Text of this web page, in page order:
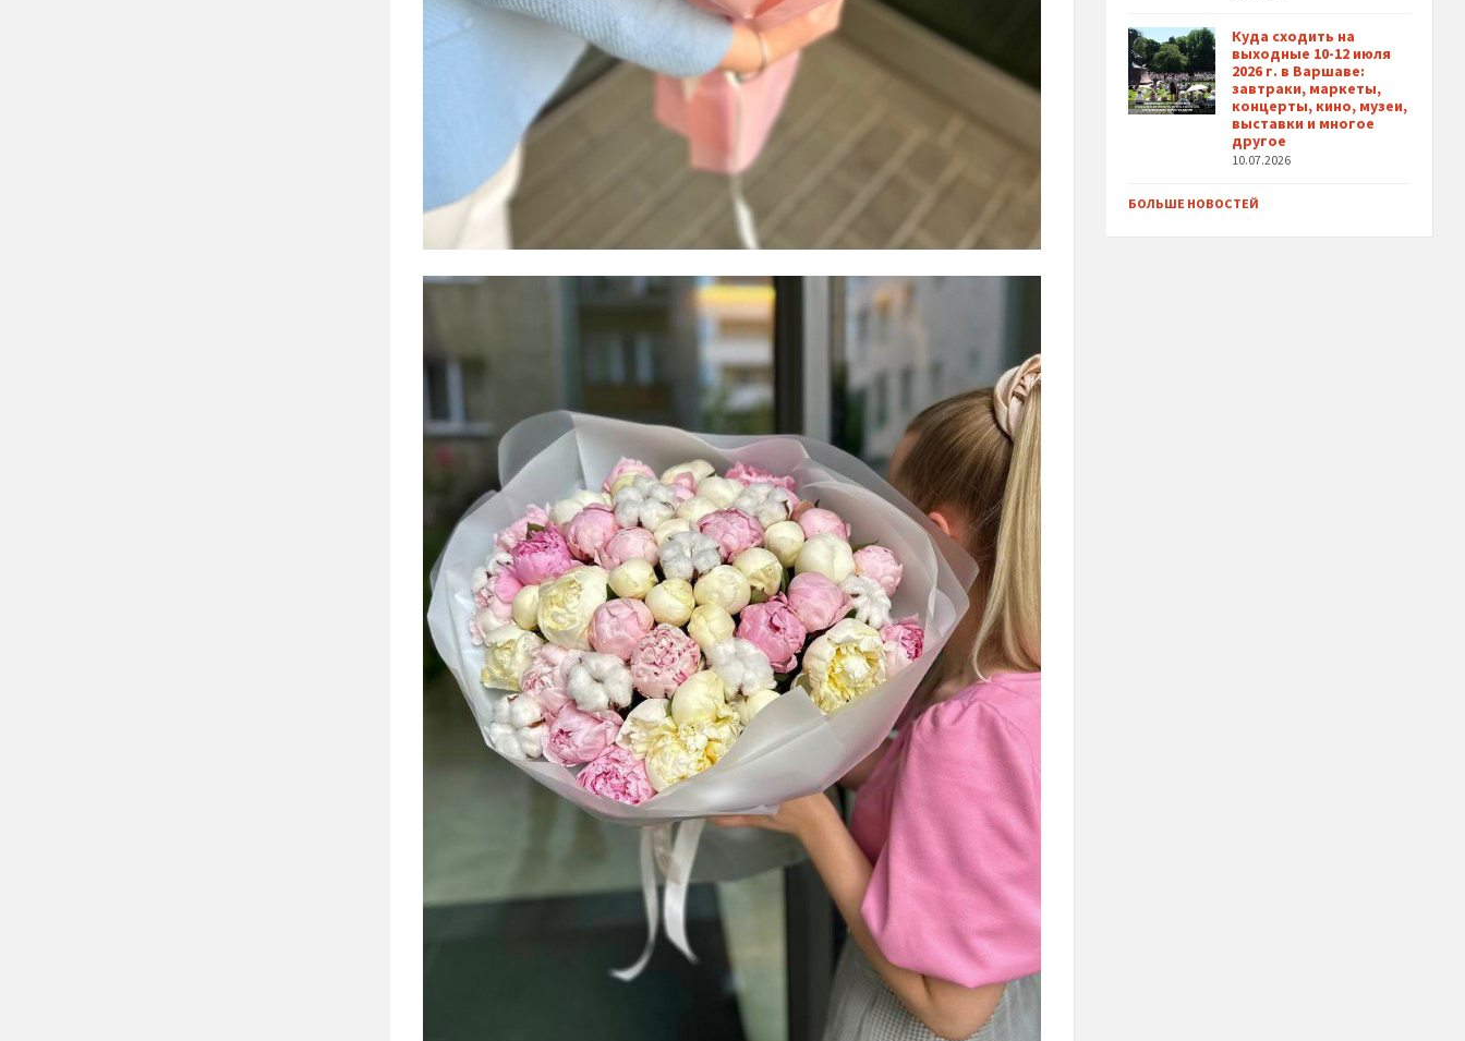
Куда сходить на
выходные 10-12 июля
2026 г. в Варшаве:
завтраки, маркеты,
концерты, кино, музеи,
выставки и многое
другое
10.07.2026
БОЛЬШЕ НОВОСТЕЙ